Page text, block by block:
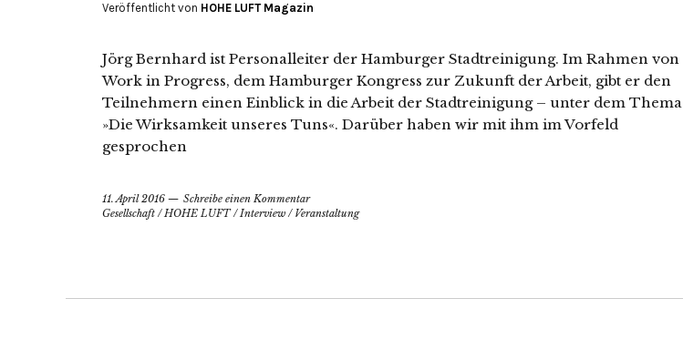
Veröffentlicht von HOHE LUFT Magazin
Jörg Bernhard ist Personalleiter der Hamburger Stadtreinigung. Im Rahmen von
Work in Progress, dem Hamburger Kongress zur Zukunft der Arbeit, gibt er den
Teilnehmern einen Einblick in die Arbeit der Stadtreinigung – unter dem Thema
»Die Wirksamkeit unseres Tuns«. Darüber haben wir mit ihm im Vorfeld
gesprochen
11. April 2016
Schreibe einen Kommentar
Gesellschaft /HOHE LUFT/Interview / Veranstaltung